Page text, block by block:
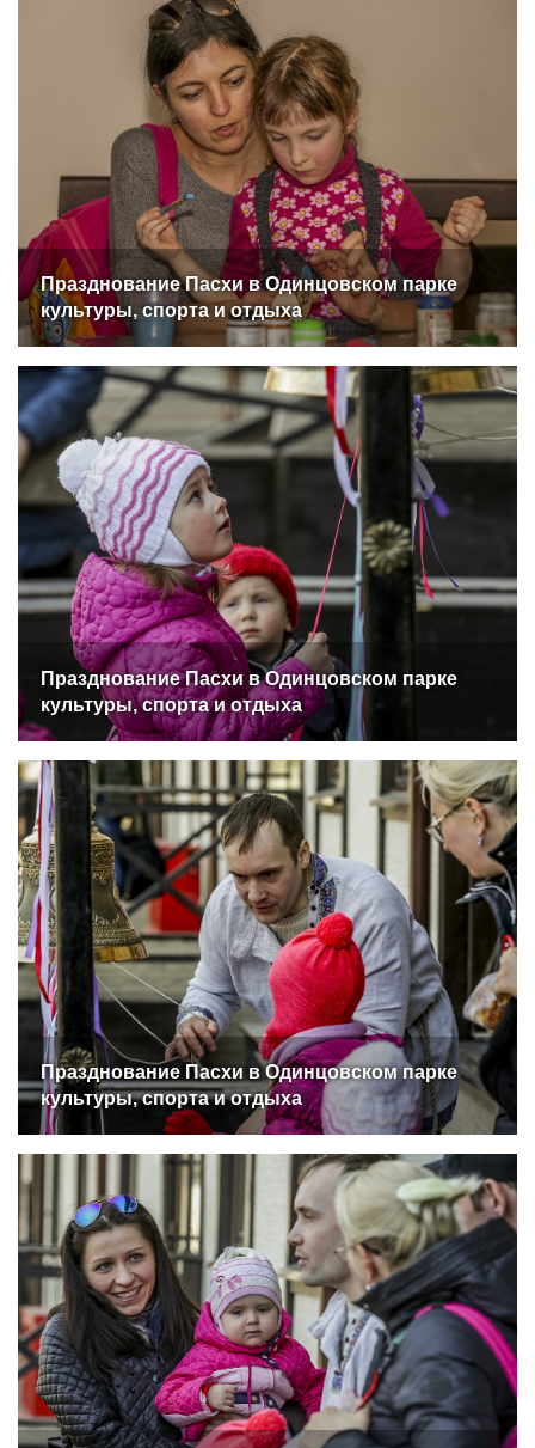
Празднование Пасхи в Одинцовском парке
культуры, спорта и отдыха
Празднование Пасхи в Одинцовском парке
культуры, спорта и отдыха
Празднование Пасхи в Одинцовском парке
культуры, спорта и отдыха